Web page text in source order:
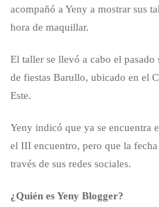
acompañó a Yeny a mostrar sus
hora de maquillar.
El taller se llevó a cabo el
de fiestas Barullo, ubicado en el
Este.
Yeny indicó que ya se encuentra
el III encuentro, pero que la
través de sus redes sociales.
¿Quién es Yeny Blogger?